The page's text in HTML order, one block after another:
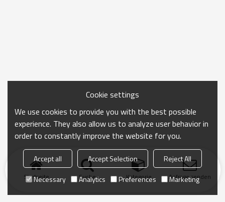
Startseite Suche Kategorie Anfrage senden
Cookie settings
We use cookies to provide you with the best possible
experience. They also allow us to analyze user behavior in
order to constantly improve the website for you.
Accept all Accept Selection
Reject All
Necessary
Analytics Preferences Marketing